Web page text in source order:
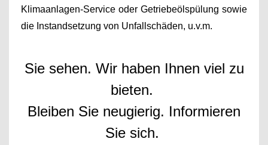
Klimaanlagen-Service oder Getriebeölspülung sowie
die Instandsetzung von Unfallschäden, u.v.m.
Sie sehen. Wir haben Ihnen viel zu
bieten.
Bleiben Sie neugierig. Informieren
Sie sich.